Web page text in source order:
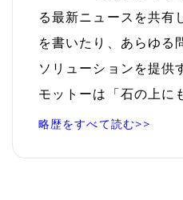
る最新ニュースを共有
を書いたり、あらゆる
ソリューションを提供
モットーは「石の上に
略歴をすべて読む>>